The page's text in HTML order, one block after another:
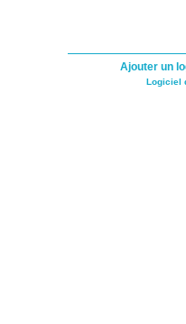
Ajouter un
Logiciel